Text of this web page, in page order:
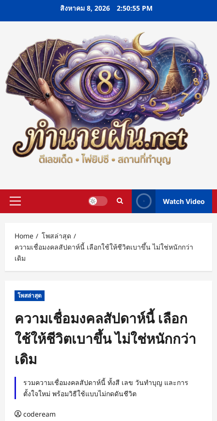
สิงหาคม 8, 2026 2:50:56 PM
Primary
Watch Video
Home
โพสล่าสุด
ความเชื่อมงคลสัปดาห์นี้ เลือกใช้ให้ชีวิตเบาขึ้น ไม่ใช่หนักกว่า
เดิม
โพสล่าสุด
ความเชื่อมงคลสัปดาห์นี้ เลือก
ใช้ให้ชีวิตเบาขึ้น ไม่ใช่หนักกว่า
เดิม
รวมความเชื่อมงคลสัปดาห์นี้ ทั้งสี เลข วันทำบุญ และการ
ตั้งใจใหม่ พร้อมวิธีใช้แบบไม่กดดันชีวิต
codeream